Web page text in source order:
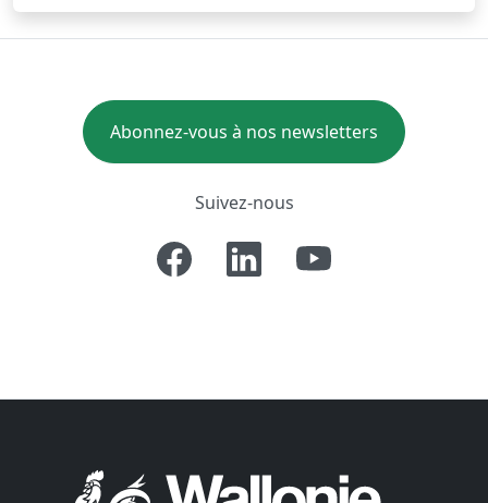
Abonnez-vous à nos newsletters
Suivez-nous